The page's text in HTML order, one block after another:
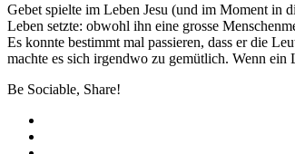
Gebet spielte im Leben Jesu (und im Moment in
Leben setzte: obwohl ihn eine grosse
Es konnte bestimmt mal passieren, dass er die
machte es sich irgendwo zu gemütlich. Wenn
Be Sociable, Share!